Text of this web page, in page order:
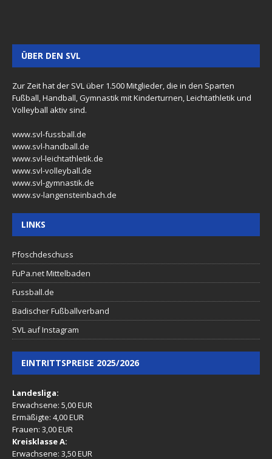
ÜBER DEN SVL
Zur Zeit hat der SVL über 1.500 Mitglieder, die in den Sparten
Fußball, Handball, Gymnastik mit Kinderturnen, Leichtathletik und
Volleyball aktiv sind.
www.svl-fussball.de
www.svl-handball.de
www.svl-leichtathletik.de
www.svl-volleyball.de
www.svl-gymnastik.de
www.sv-langensteinbach.de
LINKS
Pfoschdeschuss
FuPa.net Mittelbaden
Fussball.de
Badischer Fußballverband
SVL auf Instagram
EINTRITTSPREISE 2025/2026
Landesliga:
Erwachsene: 5,00 EUR
Ermäßigte: 4,00 EUR
Frauen: 3,00 EUR
Kreisklasse A:
Erwachsene: 3,50 EUR